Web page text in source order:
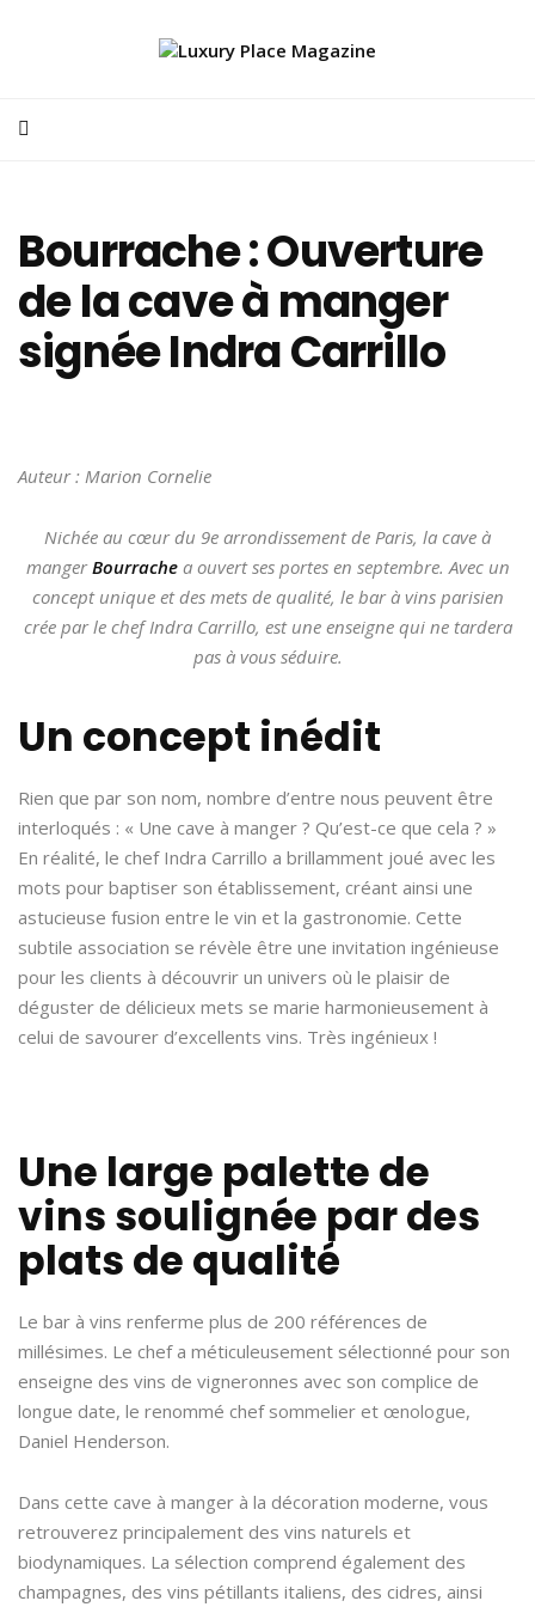
Bourrache : Ouverture
de la cave à manger
signée Indra Carrillo
Auteur : Marion Cornelie
Nichée au cœur du 9e arrondissement de Paris, la cave à
mangerBourrachea ouvert ses portes en septembre. Avec un
concept unique et des mets de qualité, le bar à vins parisien
crée par le chef Indra Carrillo, est une enseigne qui ne tardera
pas à vous séduire.
Un concept inédit
Rien que par son nom, nombre d’entre nous peuvent être
interloqués : « Une cave à manger ? Qu’est-ce que cela ? »
En réalité, le chef Indra Carrillo a brillamment joué avec les
mots pour baptiser son établissement, créant ainsi une
astucieuse fusion entre le vin et la gastronomie. Cette
subtile association se révèle être une invitation ingénieuse
pour les clients à découvrir un univers où le plaisir de
déguster de délicieux mets se marie harmonieusement à
celui de savourer d’excellents vins. Très ingénieux !
Une large palette de
vins soulignée par des
plats de qualité
Le bar à vins renferme plus de 200 références de
millésimes. Le chef a méticuleusement sélectionné pour son
enseigne des vins de vigneronnes avec son complice de
longue date, le renommé chef sommelier et œnologue,
Daniel Henderson.
Dans cette cave à manger à la décoration moderne, vous
retrouverez principalement des vins naturels et
biodynamiques. La sélection comprend également des
champagnes, des vins pétillants italiens, des cidres, ainsi